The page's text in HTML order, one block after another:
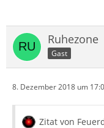
Ruhezone
Gast
8. Dezember 2018 um
Zitat von